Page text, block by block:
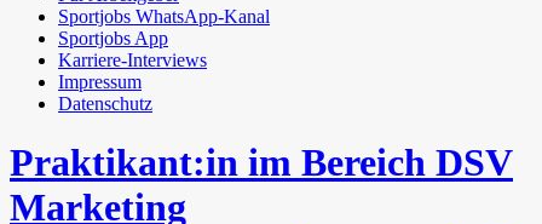
Sportjobs WhatsApp-Kanal
Sportjobs App
Karriere-Interviews
Impressum
Datenschutz
Praktikant:in im Bereich DSV
Marketing